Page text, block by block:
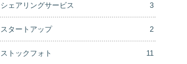
シェアリングサービス 3
スタートアップ 2
ストックフォト 11